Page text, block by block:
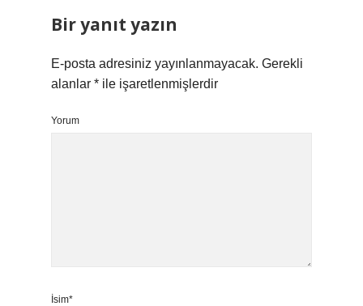
Bir yanıt yazın
E-posta adresiniz yayınlanmayacak. Gerekli
alanlar * ile işaretlenmişlerdir
Yorum
İsim*